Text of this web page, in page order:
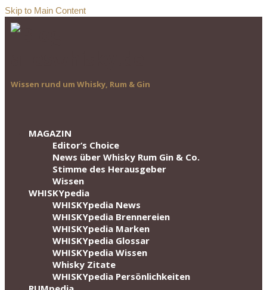
Skip to Main Content
Wissen rund um Whisky, Rum & Gin
MAGAZIN
Editor‘s Choice
News über Whisky Rum Gin & Co.
Stimme des Herausgeber
Wissen
WHISKYpedia
WHISKYpedia News
WHISKYpedia Brennereien
WHISKYpedia Marken
WHISKYpedia Glossar
WHISKYpedia Wissen
Whisky Zitate
WHISKYpedia Persönlichkeiten